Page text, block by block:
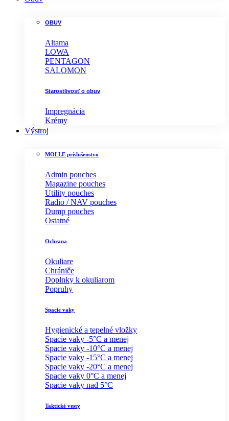
OBUV
Altama
LOWA
PENTAGON
SALOMON
Starostlivosť o obuv
Impregnácia
Krémy
Výstroj
MOLLE príslušenstvo
Admin pouches
Magazine pouches
Utility pouches
Radio / NAV pouches
Dump pouches
Ostatné
Ochrana
Okuliare
Chrániče
Doplnky k okuliarom
Popruhy
Spacie vaky
Hygienické a tepelné vložky
Spacie vaky -5°C a menej
Spacie vaky -10°C a menej
Spacie vaky -15°C a menej
Spacie vaky -20°C a menej
Spacie vaky 0°C a menej
Spacie vaky nad 5°C
Taktické vesty